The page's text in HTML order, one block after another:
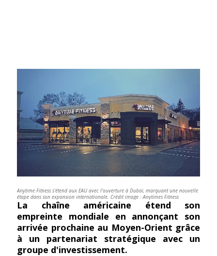
Anytime Fitness s'étend aux EAU avec l'ouverture à Dubaï, marquant une nouvelle
étape dans son expansion internationale. Crédit image : Anytimes Fitness
La chaîne américaine étend son
empreinte mondiale en annonçant son
arrivée prochaine au Moyen-Orient grâce
à un partenariat stratégique avec un
groupe d'investissement.